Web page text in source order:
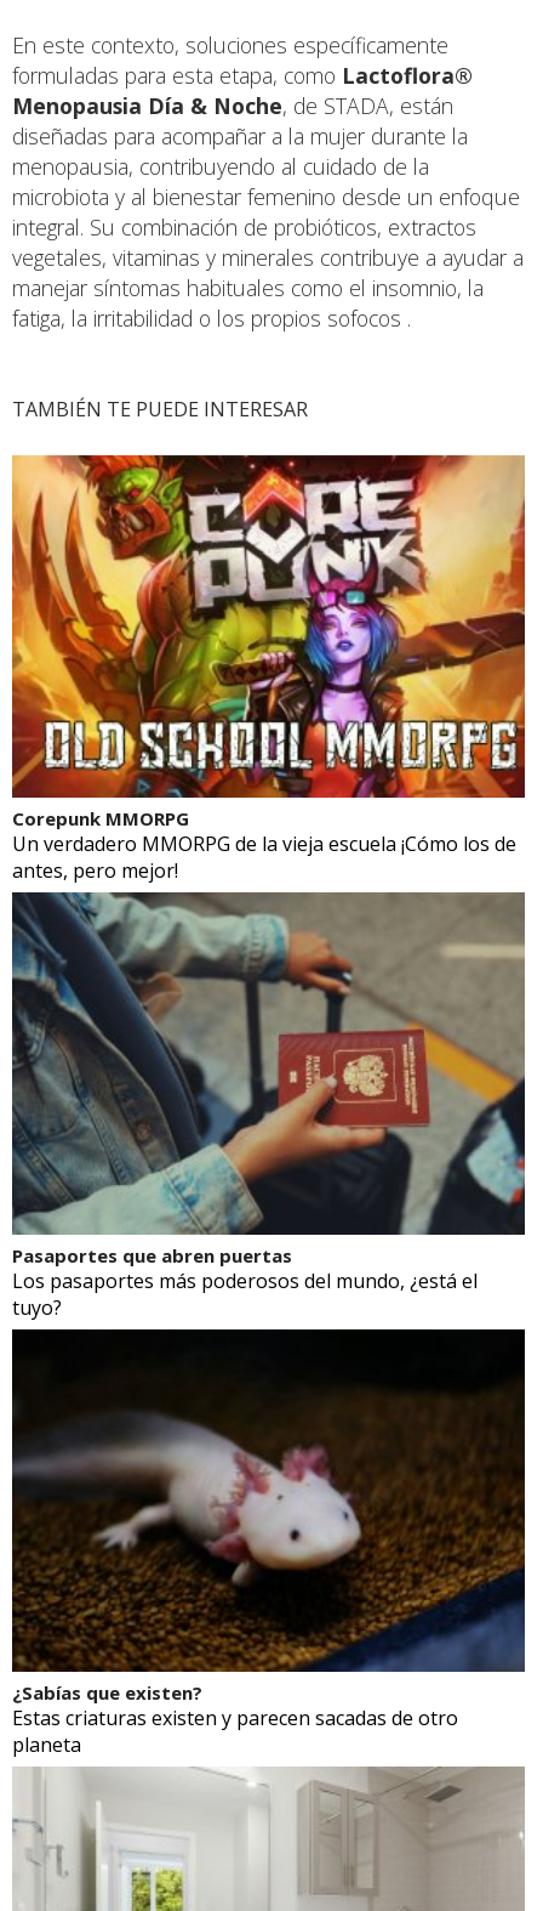
En este contexto, soluciones específicamente
formuladas para esta etapa, como Lactoflora®
Menopausia Día & Noche, de STADA, están
diseñadas para acompañar a la mujer durante la
menopausia, contribuyendo al cuidado de la
microbiota y al bienestar femenino desde un enfoque
integral. Su combinación de probióticos, extractos
vegetales, vitaminas y minerales contribuye a ayudar a
manejar síntomas habituales como el insomnio, la
fatiga, la irritabilidad o los propios sofocos .
TAMBIÉN TE PUEDE INTERESAR
Corepunk MMORPG
Un verdadero MMORPG de la vieja escuela ¡Cómo los de
antes, pero mejor!
Pasaportes que abren puertas
Los pasaportes más poderosos del mundo, ¿está el
tuyo?
¿Sabías que existen?
Estas criaturas existen y parecen sacadas de otro
planeta